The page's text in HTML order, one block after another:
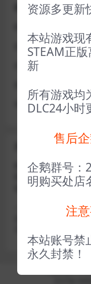
获取方式找企鹅群里
如激活上限需等到隔
或者使用网盘版也可
请各位亲们理解
关于密码错误问题
账号密码复制粘贴，
制，或者鼠标右键先
版了必须键盘粘贴（
游戏，在线没存档被
京ICP备
资源多更新
本站游戏现
STEAM正
新
所有游戏均
DLC24小时
售后
企鹅群号：
明购买处店
注
本站账号禁
永久封禁！